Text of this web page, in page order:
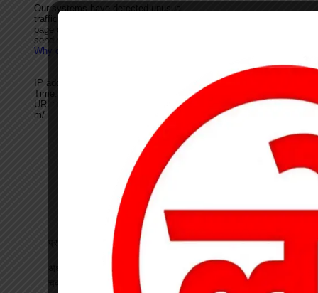
प्रधान पाठक पर हमला, स्कूल का चपरासी गिरफ्तार
अधीक्षिका को हटाने की मांग पर छात्राओं का फूटा गुस्सा, NH-130 पर
चक्काजाम से घंटों थमा यातायात